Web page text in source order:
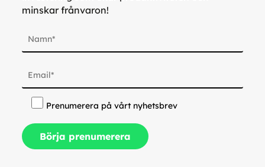
minskar frånvaron!
Prenumerera på vårt nyhetsbrev